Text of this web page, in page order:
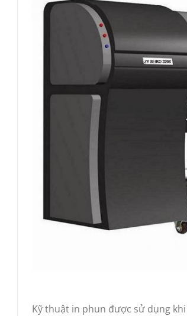
Kỹ thuật in phun được sử dụng